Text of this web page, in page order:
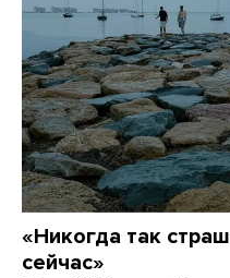
«Никогда так
сейчас»